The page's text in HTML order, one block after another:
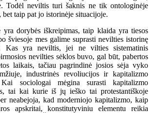
Todėl neviltis turi šaknis ne tik ontologinėje
taip pat jo istorinėje situacijoje.
dorybės iškreipimas, taip klaida yra tiesos
šviesoje mes galime suprasti nevilties istorinę
Kas yra neviltis, jei ne vilties sistematinis
nevilties sėklos buvo, gal būt, pabertos
laikais, tačiau pagrindinė josios sėja vyko
industrinės revoliucijos ir kapitalizmo
sociologai mėgina surasti kapitalizmo
tai kai kurie iš jų ieško tai protestantiškoje
neabejoja, kad moderniojo kapitalizmo, kaip
apskritai, konstitutyviniu elementu reikia